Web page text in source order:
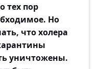
тех пор
Но
что холера
уничтожены.